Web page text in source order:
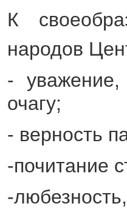
К
народов
-
очагу;
- верность
-почитание
-